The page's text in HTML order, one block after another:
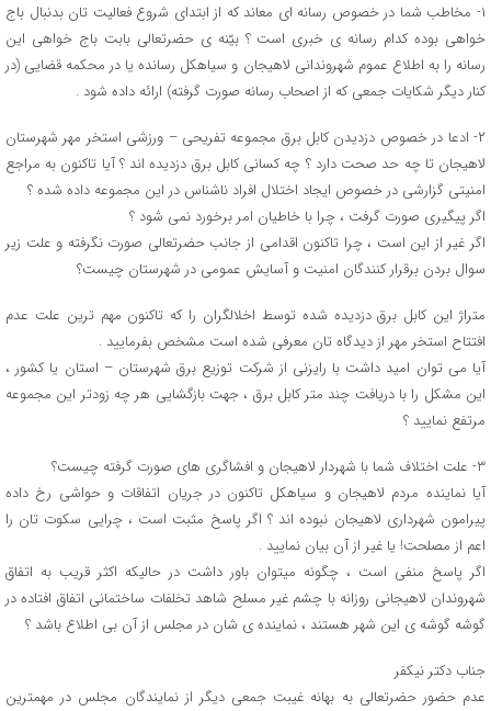
۱- مخاطب شما در خصوص رسانه ای معاند که از ابتدای شروع فعالیت تان بدنبال باج
خواهی بوده کدام رسانه ی خبری است ؟ بیّنه ی حضرتعالی بابت باج خواهی این
رسانه را به اطلاع عموم شهروندانی لاهیجان و سیاهکل رسانده یا در محکمه قضایی (در
کنار دیگر شکایات جمعی که از اصحاب رسانه صورت گرفته) ارائه داده شود .
۲- ادعا در خصوص دزدیدن کابل برق مجموعه تفریحی – ورزشی استخر مهر شهرستان
لاهیجان تا چه حد صحت دارد ؟ چه کسانی کابل برق دزدیده اند ؟ آیا تاکنون به مراجع
امنیتی گزارشی در خصوص ایجاد اختلال افراد ناشناس در این مجموعه داده شده ؟
اگر پیگیری صورت گرفت ، چرا با خاطیان امر برخورد نمی شود ؟
اگر غیر از این است ، چرا تاکنون اقدامی از جانب حضرتعالی صورت نگرفته و علت زیر
سوال بردن برقرار کنندگان امنیت و آسایش عمومی در شهرستان چیست؟
متراژ این کابل برق دزدیده شده توسط اخلالگران را که تاکنون مهم ترین علت عدم
افتتاح استخر مهر از دیدگاه تان معرفی شده است مشخص بفرمایید .
آیا می توان امید داشت با رایزنی از شرکت توزیع برق شهرستان – استان یا کشور ،
این مشکل را با دریافت چند متر کابل برق ، جهت بازگشایی هر چه زودتر این مجموعه
مرتفع نمایید ؟
۳- علت اختلاف شما با شهردار لاهیجان و افشاگری های صورت گرفته چیست؟
آیا نماینده مردم لاهیجان و سیاهکل تاکنون در جریان اتفاقات و حواشی رخ داده
پیرامون شهرداری لاهیجان نبوده اند ؟ اگر پاسخ مثبت است ، چرایی سکوت تان را
اعم از مصلحت! یا غیر از آن بیان نمایید .
اگر پاسخ منفی است ، چگونه میتوان باور داشت در حالیکه اکثر قریب به اتفاق
شهروندان لاهیجانی روزانه با چشم غیر مسلح شاهد تخلفات ساختمانی اتفاق افتاده در
گوشه گوشه ی این شهر هستند ، نماینده ی شان در مجلس از آن بی اطلاع باشد ؟
جناب دکتر نیکفر
عدم حضور حضرتعالی به بهانه غیبت جمعی دیگر از نمایندگان مجلس در مهمترین